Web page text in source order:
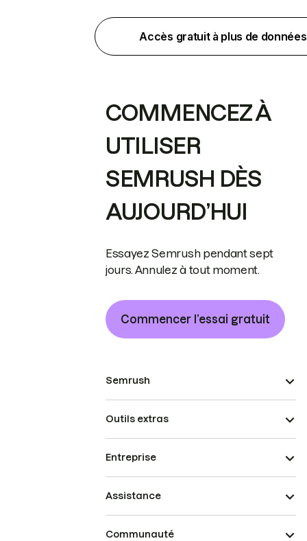
Accès gratuit à plus de données
COMMENCEZ À
UTILISER
SEMRUSH DÈS
AUJOURD’HUI
Essayez Semrush pendant sept
jours. Annulez à tout moment.
Commencer l’essai gratuit
Semrush
Outils extras
Entreprise
Assistance
Communauté